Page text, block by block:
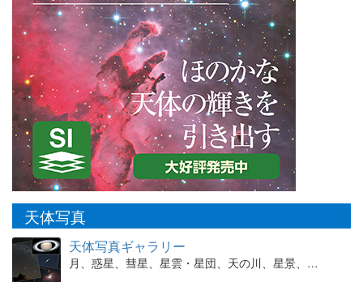
天体写真
天体写真ギャラリー
月、惑星、彗星、星雲・星団、天の川、星景、…